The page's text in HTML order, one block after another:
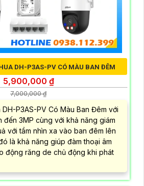
DH-P3AS-PV CÓ MÀU BAN ĐÊM
5,900,000 ₫
7,000,000 ₫
P3AS-PV Có Màu Ban Đêm với
đến 3MP cùng với khả năng giám
với tầm nhìn xa vào ban đêm lên
là khả năng giúp đàm thoại âm
động răng de chủ động khi phát